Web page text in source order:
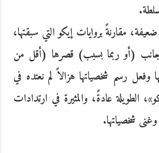
مقارنةً بروايات إيكو التي سبقتها،
جانب (أو ربما بسبب) قصرها (أقل من
وفعل رسم شخصياتها هزالاً لم نعتده في
عادةً، والمثيرة في ارتدادات
وغنى شخصياتها.